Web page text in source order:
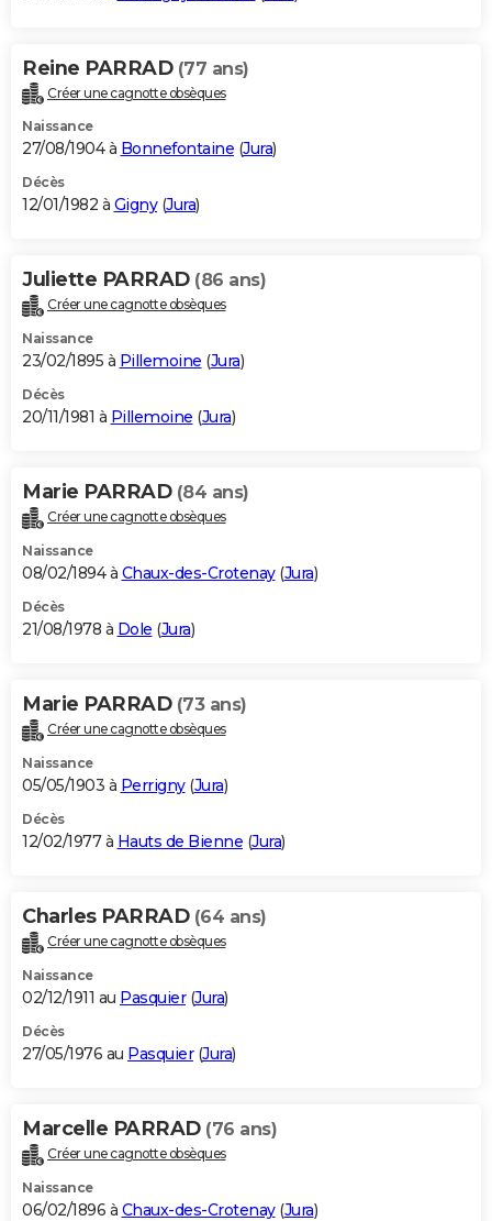
Reine PARRAD (77 ans)
Créer une cagnotte obsèques
Naissance
27/08/1904 à Bonnefontaine (Jura)
Décès
12/01/1982 à Gigny(Jura)
Juliette PARRAD (86 ans)
Créer une cagnotte obsèques
Naissance
23/02/1895 à Pillemoine (Jura)
Décès
20/11/1981 à Pillemoine (Jura)
Marie PARRAD (84 ans)
Créer une cagnotte obsèques
Naissance
08/02/1894 à Chaux-des-Crotenay(Jura)
Décès
21/08/1978 à Dole (Jura)
Marie PARRAD (73 ans)
Créer une cagnotte obsèques
Naissance
05/05/1903 à Perrigny(Jura)
Décès
12/02/1977 à Hauts de Bienne (Jura)
Charles PARRAD (64 ans)
Créer une cagnotte obsèques
Naissance
02/12/1911 au Pasquier(Jura)
Décès
27/05/1976 au Pasquier(Jura)
Marcelle PARRAD (76 ans)
Créer une cagnotte obsèques
Naissance
06/02/1896 à Chaux-des-Crotenay(Jura)